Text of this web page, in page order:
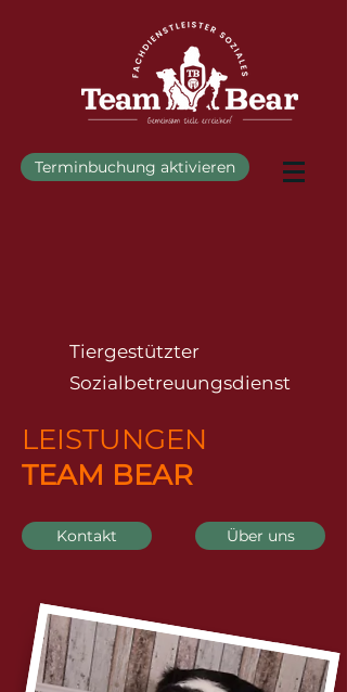
Terminbuchung aktivieren
Tiergestützter
Sozialbetreuungsdienst
LEISTUNGEN
TEAM BEAR
Kontakt Über uns